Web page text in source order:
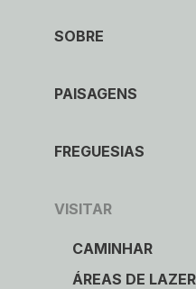
SOBRE
PAISAGENS
FREGUESIAS
VISITAR
CAMINHAR
ÁREAS DE